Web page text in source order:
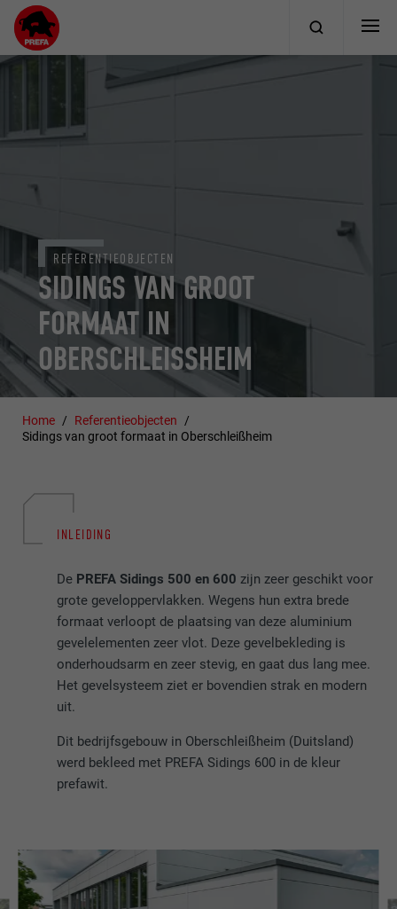
SIDINGS VAN GROOT
FORMAAT IN
OBERSCHLEISSHEIM
REFERENTIEOBJECTEN
Home
Referentieobjecten
Sidings van groot formaat in Oberschleißheim
INLEIDING
De PREFA Sidings 500 en 600 zijn zeer geschikt voor
grote geveloppervlakken. Wegens hun extra brede
formaat verloopt de plaatsing van deze aluminium
gevelelementen zeer vlot. Deze gevelbekleding is
onderhoudsarm en zeer stevig, en gaat dus lang mee.
Het gevelsysteem ziet er bovendien strak en modern
uit.
Dit bedrijfsgebouw in Oberschleißheim (Duitsland)
werd bekleed met PREFA Sidings 600 in de kleur
prefawit.